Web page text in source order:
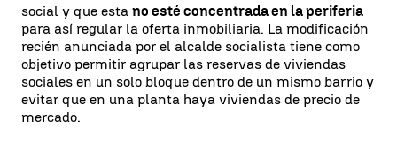
social y que esta no esté concentrada en la periferia
para así regular la oferta inmobiliaria. La modificación
recién anunciada por el alcalde socialista tiene como
objetivo permitir agrupar las reservas de viviendas
sociales en un solo bloque dentro de un mismo barrio y
evitar que en una planta haya viviendas de precio de
mercado.